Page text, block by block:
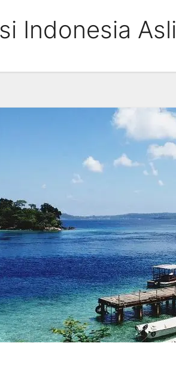
Indonesia Asli